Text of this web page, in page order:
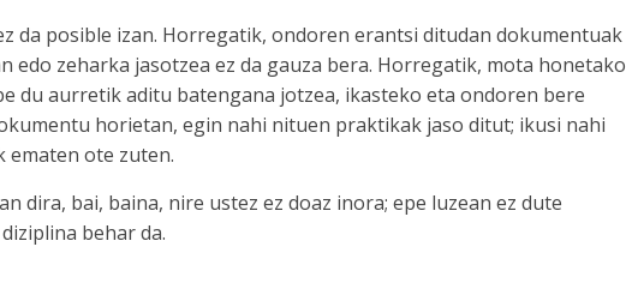
da posible izan. Horregatik, ondoren erantsi ditudan dokumentuak
edo zeharka jasotzea ez da gauza bera. Horregatik, mota honetako
du aurretik aditu batengana jotzea, ikasteko eta ondoren bere
horietan, egin nahi nituen praktikak jaso ditut; ikusi nahi
ematen ote zuten.
dira, bai, baina, nire ustez ez doaz inora; epe luzean ez dute
behar da.